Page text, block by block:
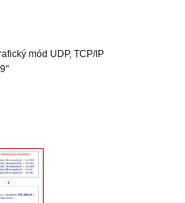
mód UDP, TCP/IP